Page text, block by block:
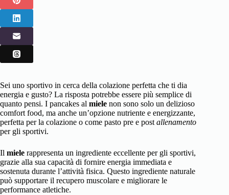
Sei uno sportivo in cerca della colazione perfetta che ti dia
energia e gusto? La risposta potrebbe essere più semplice di
quanto pensi. I pancakes al miele non sono solo un delizioso
comfort food, ma anche un’opzione nutriente e energizzante,
perfetta per la colazione o come pasto pre e post allenamento
per gli sportivi.
Il miele rappresenta un ingrediente eccellente per gli sportivi,
grazie alla sua capacità di fornire energia immediata e
sostenuta durante l’attività fisica. Questo ingrediente naturale
può supportare il recupero muscolare e migliorare le
performance atletiche.